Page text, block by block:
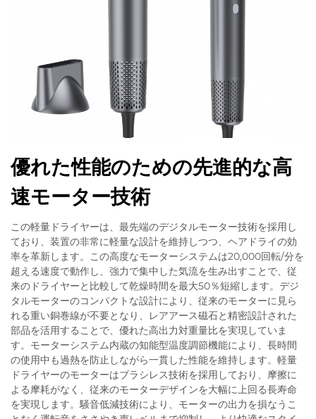
優れた性能のための先進的な高
速モーター技術
この軽量ドライヤーは、最先端のデジタルモーター技術を採用し
ており、装置の非常に軽量な設計を維持しつつ、ヘアドライの効
率を革新します。この高度なモーターシステムは20,000回転/分を
超える速度で動作し、強力で集中した気流を生み出すことで、従
来のドライヤーと比較して乾燥時間を最大50％短縮します。デジ
タルモーターのコンパクトな設計により、従来のモーターに見ら
れる重い銅巻線が不要となり、レアアース磁石と精密設計された
部品を活用することで、優れた高出力対重量比を実現していま
す。モーターシステム内蔵の知能型温度調節機能により、長時間
の使用中も過熱を防止しながら一貫した性能を維持します。軽量
ドライヤーのモーターはブラシレス技術を採用しており、摩擦に
よる摩耗がなく、従来のモーターデザインを大幅に上回る長寿命
を実現します。騒音低減技術により、モーターの出力を損なうこ